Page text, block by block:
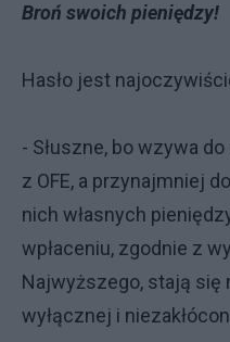
Broń swoich pieniędzy!
Hasło jest
- Słuszne, bo wzywa
z OFE, a przynajmniej
nich własnych
wpłaceniu, zgodnie z
Najwyższego, stają się
wyłącznej i